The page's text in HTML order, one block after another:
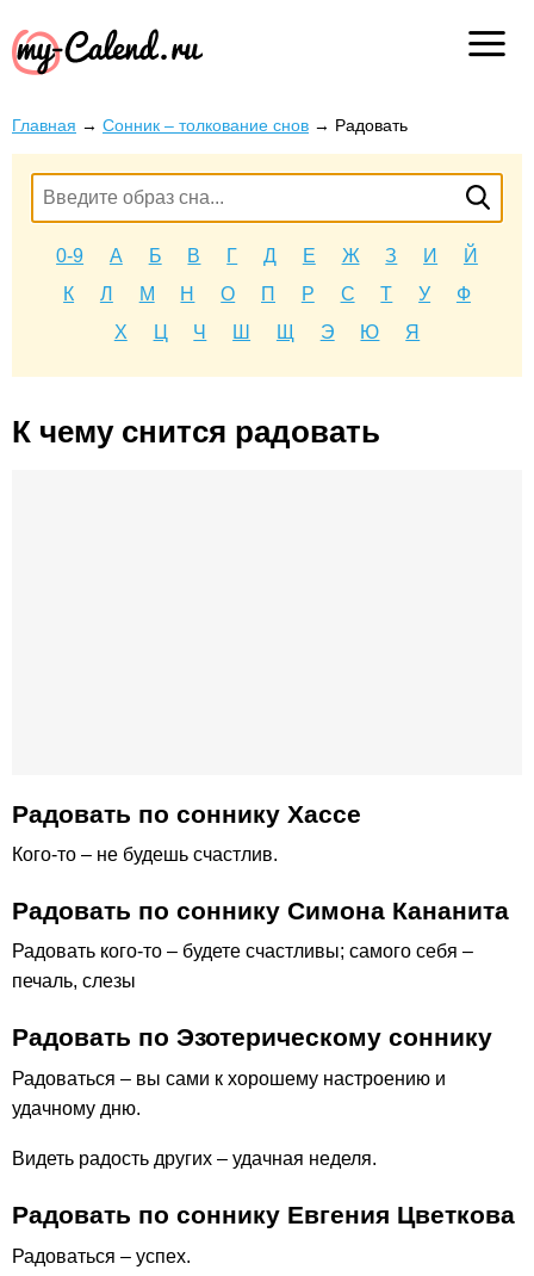
Главная → Сонник – толкование снов → Радовать
0-9 А Б В Г Д Е Ж З И
Й
К
Л М Н О П Р С Т У
Ф
Х
Ц Ч Ш Щ Э Ю Я
К чему снится радовать
Радовать по соннику Хассе
Кого-то – не будешь счастлив.
Радовать по соннику Симона Кананита
Радовать кого-то – будете счастливы; самого себя –
печаль, слезы
Радовать по Эзотерическому соннику
Радоваться – вы сами к хорошему настроению и
удачному дню.
Видеть радость других – удачная неделя.
Радовать по соннику Евгения Цветкова
Радоваться – успех.